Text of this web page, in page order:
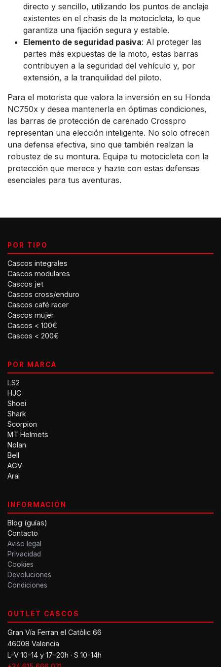
directo y sencillo, utilizando los puntos de anclaje
existentes en el chasis de la motocicleta, lo que
garantiza una fijación segura y estable.
Elemento de seguridad pasiva: Al proteger las
partes más expuestas de la moto, estas barras
contribuyen a la seguridad del vehículo y, por
extensión, a la tranquilidad del piloto.
Para el motorista que valora la inversión en su Honda
NC750x y desea mantenerla en óptimas condiciones,
las barras de protección de carenado Crosspro
representan una elección inteligente. No solo ofrecen
una defensa efectiva, sino que también realzan la
robustez de su montura. Equipa tu motocicleta con la
protección que merece y hazte con estas defensas
esenciales para tus aventuras.
POR TIPO
Cascos integrales
Cascos modulares
Cascos jet
Cascos cross/enduro
Cascos café racer
Cascos mujer
Cascos < 100€
Cascos < 200€
POR MARCA
LS2
HJC
Shoei
Shark
Scorpion
MT Helmets
Nolan
Bell
AGV
Arai
INFORMACIÓN
Blog (guías)
Contacto
Aviso legal
Privacidad
Cookies
Devoluciones
Condiciones
OUTLET CASCOS
Gran Vía Ferran el Catòlic 66
46008 Valencia
L-V 10-14 y 17-20h · S 10-14h